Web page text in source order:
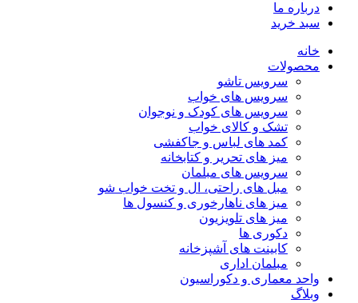
درباره ما
سبد خرید
خانه
محصولات
سرویس تاشو
سرویس های خواب
سرویس های کودک و نوجوان
تشک و کالای خواب
کمد های لباس و جاکفشی
میز های تحریر و کتابخانه
سرویس های مبلمان
مبل های راحتی، ال و تخت خواب شو
میز های ناهارخوری و کنسول ها
میز های تلویزیون
دکوری ها
کابینت های آشپزخانه
مبلمان اداری
واحد معماری و دکوراسیون
وبلاگ